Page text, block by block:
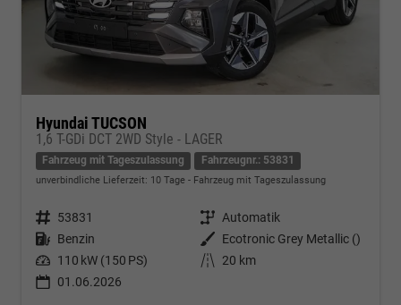
Hyundai TUCSON
1,6 T-GDi DCT 2WD Style - LAGER
Fahrzeug mit Tageszulassung Fahrzeugnr.: 53831
unverbindliche Lieferzeit: 10 Tage Fahrzeug mit Tageszulassung
Fahrzeugnr. 53831 Getriebe Automatik
Kraftstoff Benzin Außenfarbe
Ecotronic Grey Metallic ()
Leistung 110 kW (150 PS) Kilometerstand
20 km
01.06.2026